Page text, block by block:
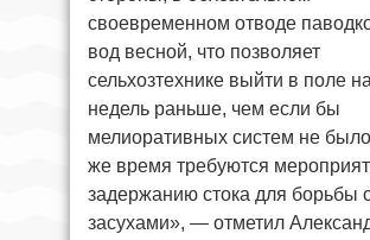
своевременном отводе
вод весной, что позволяет
сельхозтехнике выйти в поле
недель раньше, чем если бы
мелиоративных систем не
же время требуются
задержанию стока для борьбы
засухами», — отметил